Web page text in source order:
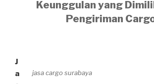
Keunggulan yang
Pengiriman
jasa cargo surabaya
J
a